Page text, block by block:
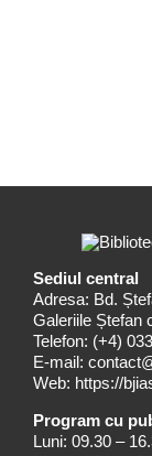
Sediul central
Adresa: Bd.
Galeriile Ștefan
Telefon: (+4)
E-mail:
Web: https://
Program cu
Luni: 09.30 –